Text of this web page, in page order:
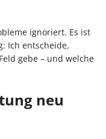
ignoriert. Es ist
Ich entscheide,
gebe – und welche
neu